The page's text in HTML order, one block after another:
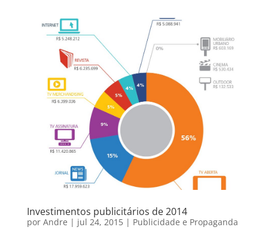
Investimentos publicitários de 2014
por Andre | jul 24, 2015| Publicidade e Propaganda